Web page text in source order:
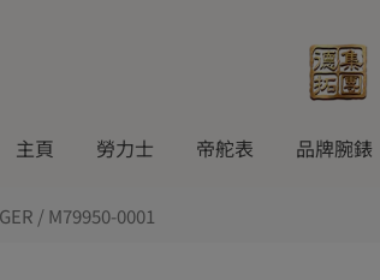
主頁 勞力士 帝舵表 品牌腕錶
/ M79950-0001